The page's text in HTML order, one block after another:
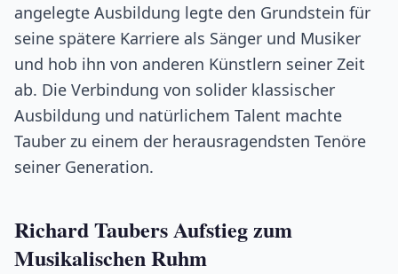
angelegte Ausbildung legte den Grundstein für
seine spätere Karriere als Sänger und Musiker
und hob ihn von anderen Künstlern seiner Zeit
ab. Die Verbindung von solider klassischer
Ausbildung und natürlichem Talent machte
Tauber zu einem der herausragendsten Tenöre
seiner Generation.
Richard Taubers Aufstieg zum
Musikalischen Ruhm